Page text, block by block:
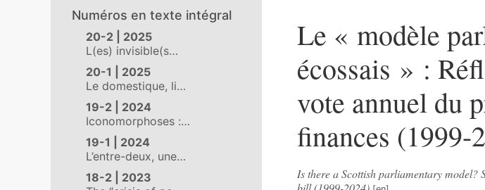
Numéros en texte intégral
20-2 | 2025
L(es) invisible(s…
20-1 | 2025
Le domestique, li…
19-2 | 2024
Iconomorphoses :…
19-1 | 2024
L’entre-deux, une…
18-2 | 2023
Le « modèle
écossais » :
vote annuel du
finances (1999-
Is there a Scottish parliamentary model?